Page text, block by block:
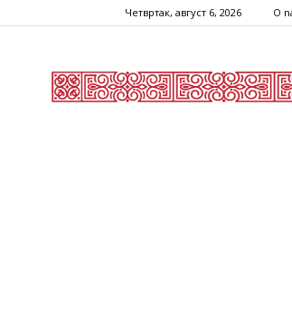
Четвртак, август 6, 2026 O